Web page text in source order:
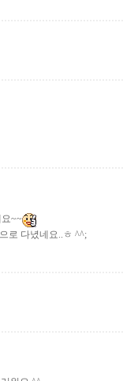
~~
로 다녔네요..ㅎ ^^;